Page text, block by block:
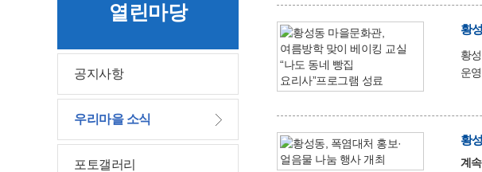
열린마당
공지사항
우리마을 소식
포토갤러리
황
황
운
손
프
황
계